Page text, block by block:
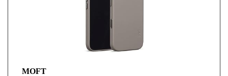
MOFT